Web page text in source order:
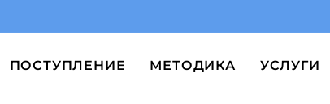
ПОСТУПЛЕНИЕ МЕТОДИКА УСЛУГИ